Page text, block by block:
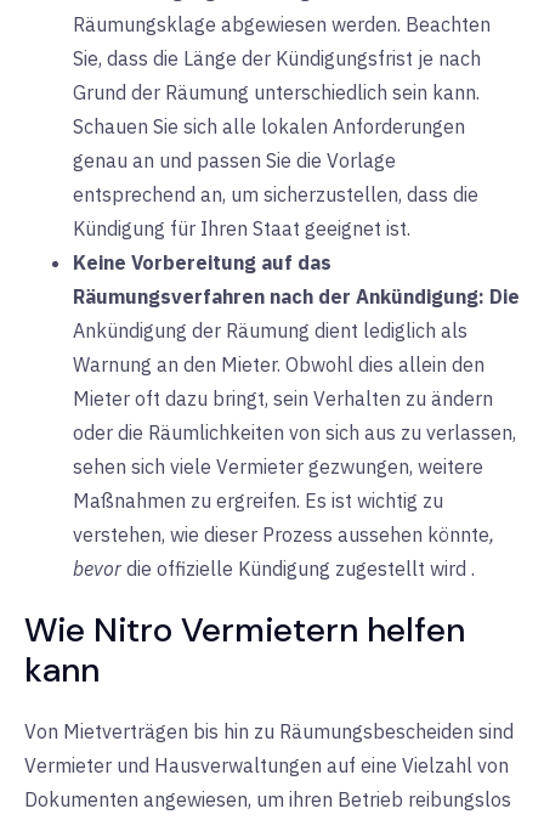
Räumungsklage abgewiesen werden. Beachten
Sie, dass die Länge der Kündigungsfrist je nach
Grund der Räumung unterschiedlich sein kann.
Schauen Sie sich alle lokalen Anforderungen
genau an und passen Sie die Vorlage
entsprechend an, um sicherzustellen, dass die
Kündigung für Ihren Staat geeignet ist.
Keine Vorbereitung auf das
Räumungsverfahren nach der Ankündigung: Die
Ankündigung der Räumung dient lediglich als
Warnung an den Mieter. Obwohl dies allein den
Mieter oft dazu bringt, sein Verhalten zu ändern
oder die Räumlichkeiten von sich aus zu verlassen,
sehen sich viele Vermieter gezwungen, weitere
Maßnahmen zu ergreifen. Es ist wichtig zu
verstehen, wie dieser Prozess aussehen könnte,
bevor die offizielle Kündigung zugestellt wird .
Wie Nitro Vermietern helfen
kann
Von Mietverträgen bis hin zu Räumungsbescheiden sind
Vermieter und Hausverwaltungen auf eine Vielzahl von
Dokumenten angewiesen, um ihren Betrieb reibungslos